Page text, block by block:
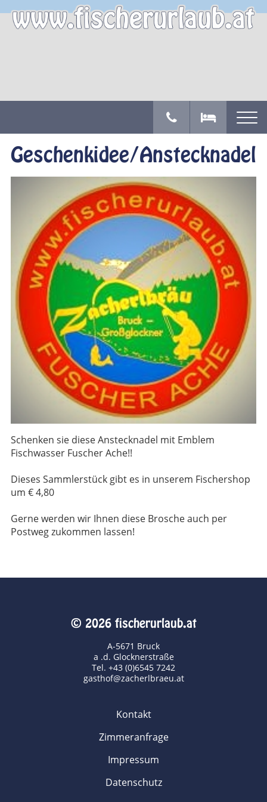
Geschenkidee/Anstecknadel
Schenken sie diese Anstecknadel mit Emblem
Fischwasser Fuscher Ache!!
Dieses Sammlerstück gibt es in unserem Fischershop
um € 4,80
Gerne werden wir Ihnen diese Brosche auch per
Postweg zukommen lassen!
© 2026 fischerurlaub.at
A-5671 Bruck
a .d. Glocknerstraße
Tel. +43 (0)6545 7242
gasthof@zacherlbraeu.at
Kontakt
Zimmeranfrage
Impressum
Datenschutz